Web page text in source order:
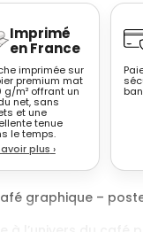
Imprimé
en France
imprimée sur
premium mat
g/m² offrant un
net, sans
et une
tenue
le temps.
plus ›
graphique –